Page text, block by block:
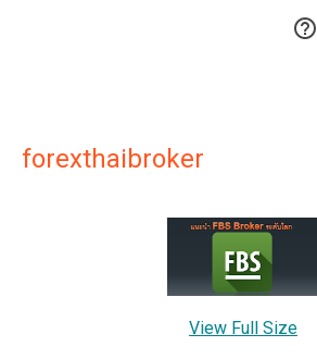

forexthaibroker
View Full Size